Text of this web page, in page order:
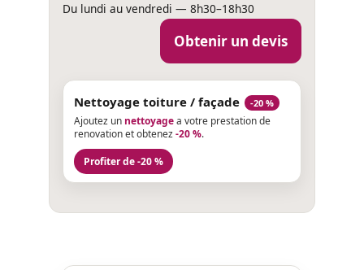
Du lundi au vendredi — 8h30–18h30
Obtenir un devis
Nettoyage toiture / façade -20 %
Ajoutez un nettoyagea votre prestation de
renovation et obtenez-20 %.
Profiter de -20 %